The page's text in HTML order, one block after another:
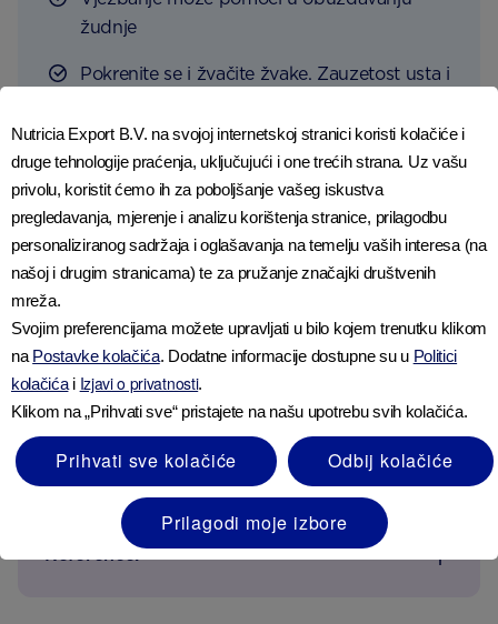
žudnje
Pokrenite se i žvačite žvake. Zauzetost usta i
cigaretama
Navedite razloge zbog kojih odustajete i
smanjujete, i osvrćite se na njih kad god ste
u iskušenju
Mislite pozitivno; to čini svu razliku
Ako Vam je teško prestati pušiti, također možete
nazvati svoju lokalnu službu podrške za
prestanak pušenja.
Reference:
Nutricia Export B.V. na svojoj internetskoj stranici koristi kolačiće i
druge tehnologije praćenja, uključujući i one trećih strana. Uz vašu
privolu, koristit ćemo ih za poboljšanje vašeg iskustva
pregledavanja, mjerenje i analizu korištenja stranice, prilagodbu
personaliziranog sadržaja i oglašavanja na temelju vaših interesa (na
našoj i drugim stranicama) te za pružanje značajki društvenih
mreža.
Svojim preferencijama možete upravljati u bilo kojem trenutku klikom
na Postavke kolačića. Dodatne informacije dostupne su u Politici
kolačićai Izjavi o privatnosti.
Klikom na „Prihvati sve“ pristajete na našu upotrebu svih kolačića.
Prihvati sve kolačiće Odbij kolačiće
Prilagodi moje izbore